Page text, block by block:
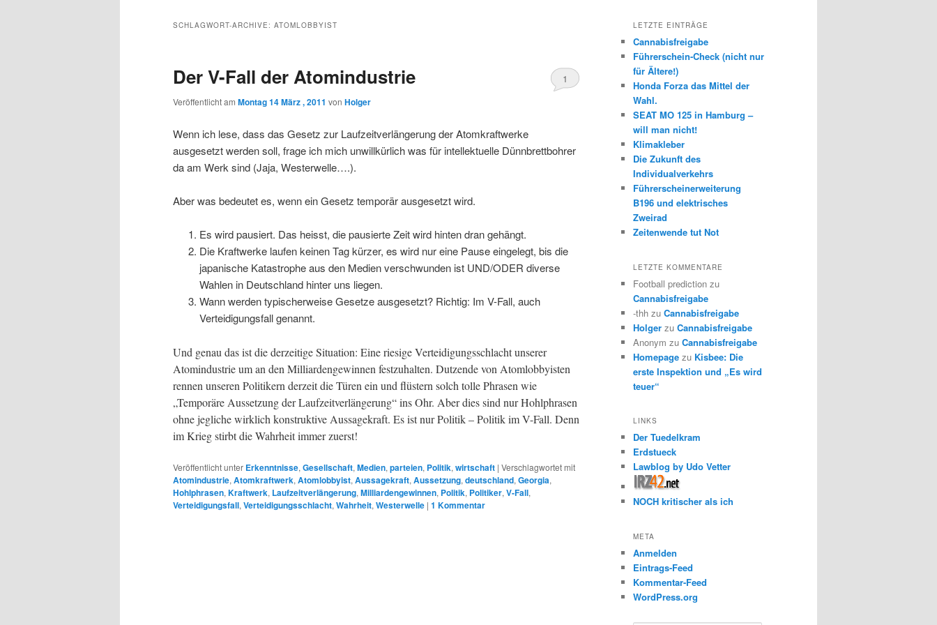
wechseln
SCHLAGWORT-ARCHIVE: ATOMLOBBYIST
Der V-Fall der Atomindustrie
Veröffentlicht am Montag 14 März , 2011 von Holger
1
Wenn ich lese, dass das Gesetz zur Laufzeitverlängerung der Atomkraftwerke
ausgesetzt werden soll, frage ich mich unwillkürlich was für intellektuelle Dünnbrettbohrer
da am Werk sind (Jaja, Westerwelle….).
Aber was bedeutet es, wenn ein Gesetz temporär ausgesetzt wird.
Es wird pausiert. Das heisst, die pausierte Zeit wird hinten dran gehängt.
Die Kraftwerke laufen keinen Tag kürzer, es wird nur eine Pause eingelegt, bis die
japanische Katastrophe aus den Medien verschwunden ist UND/ODER diverse
Wahlen in Deutschland hinter uns liegen.
Wann werden typischerweise Gesetze ausgesetzt? Richtig: Im V-Fall, auch
Verteidigungsfall genannt.
Und genau das ist die derzeitige Situation: Eine riesige Verteidigungsschlacht unserer
Atomindustrie um an den Milliardengewinnen festzuhalten. Dutzende von Atomlobbyisten
rennen unseren Politikern derzeit die Türen ein und flüstern solch tolle Phrasen wie
„Temporäre Aussetzung der Laufzeitverlängerung“ ins Ohr. Aber dies sind nur Hohlphrasen
ohne jegliche wirklich konstruktive Aussagekraft. Es ist nur Politik – Politik im V-Fall. Denn
im Krieg stirbt die Wahrheit immer zuerst!
Veröffentlicht unter Erkenntnisse, Gesellschaft, Medien, parteien, Politik, wirtschaft | Verschlagwortet mit
Atomindustrie, Atomkraftwerk, Atomlobbyist, Aussagekraft, Aussetzung, deutschland, Georgia,
Hohlphrasen, Kraftwerk, Laufzeitverlängerung, Milliardengewinnen, Politik, Politiker, V-Fall,
Verteidigungsfall, Verteidigungsschlacht, Wahrheit, Westerwelle | 1 Kommentar
LETZTE EINTRÄGE
Cannabisfreigabe
Führerschein-Check (nicht nur
für Ältere!)
Honda Forza das Mittel der
Wahl.
SEAT MO 125 in Hamburg –
will man nicht!
Klimakleber
Die Zukunft des
Individualverkehrs
Führerscheinerweiterung
B196 und elektrisches
Zweirad
Zeitenwende tut Not
LETZTE KOMMENTARE
Football prediction zu
Cannabisfreigabe
-thh zu Cannabisfreigabe
Holger zu Cannabisfreigabe
Anonym zu Cannabisfreigabe
Homepage zu Kisbee: Die
erste Inspektion und „Es wird
teuer“
LINKS
Der Tuedelkram
Erdstueck
Lawblog by Udo Vetter
NOCH kritischer als ich
META
Anmelden
Eintrags-Feed
Kommentar-Feed
WordPress.org